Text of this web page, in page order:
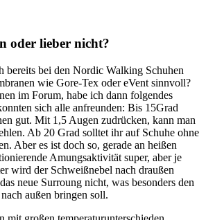
oder lieber nicht?
bereits bei den Nordic Walking Schuhen
wie Gore-Tex oder eVent sinnvoll?
im Forum, habe ich dann folgendes
sich alle anfreunden: Bis 15Grad
gut. Mit 1,5 Augen zudrücken, kann man
Ab 20 Grad solltet ihr auf Schuhe ohne
Aber es ist doch so, gerade an heißen
Amungsaktivität super, aber je
wird der Schweißnebel nach draußen
neue Surroung nicht, was besonders den
außen bringen soll.